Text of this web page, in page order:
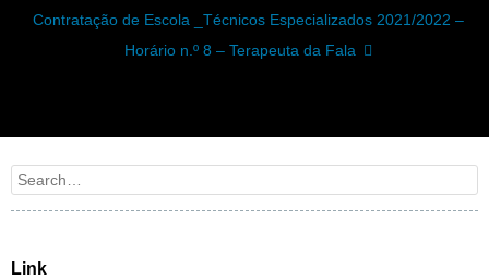
Search
Link
Contratação de Escola _Técnicos Especializados 2021/2022 –
Horário n.º 8 – Terapeuta da Fala